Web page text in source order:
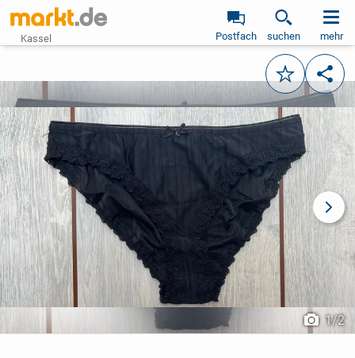
Kassel Postfach suchen mehr
Merken
vorheriges Bild
1/2